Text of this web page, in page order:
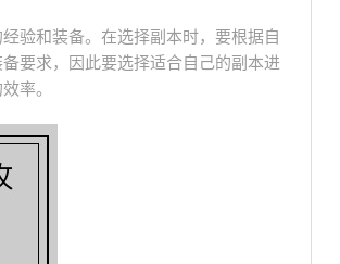
验和装备。在选择副本时，要根据自
要求，因此要选择适合自己的副本进
率。